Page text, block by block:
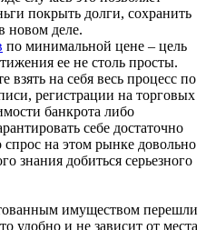
покрыть долги, сохранить
новом деле.
по минимальной цене – цель
ее не столь просты.
на себя весь процесс по
регистрации на торговых
банкрота либо
себе достаточно
на этом рынке довольно
знания добиться серьезного
имуществом перешли
удобно и не зависит от места